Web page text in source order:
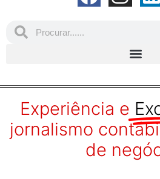
Experiência e
jornalismo
de